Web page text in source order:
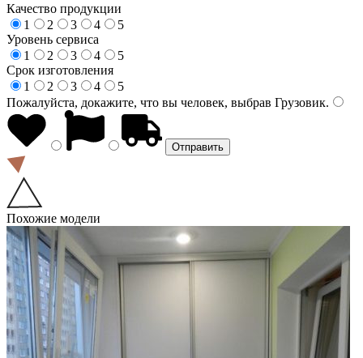
Качество продукции
1
2 3 4
5
Уровень сервиса
1
2 3 4
5
Срок изготовления
1
2 3 4
5
Пожалуйста, докажите, что вы человек, выбрав Грузовик.
Похожие модели